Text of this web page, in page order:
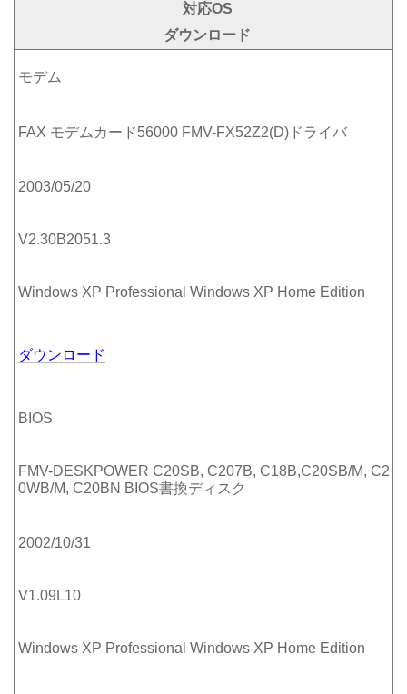
対応OS
ダウンロード
モデム
FAX モデムカード56000 FMV-FX52Z2(D)ドライバ
2003/05/20
V2.30B2051.3
Windows XP Professional Windows XP Home Edition
ダウンロード
BIOS
FMV-DESKPOWER C20SB, C207B, C18B,C20SB/M, C2
0WB/M, C20BN BIOS書換ディスク
2002/10/31
V1.09L10
Windows XP Professional Windows XP Home Edition